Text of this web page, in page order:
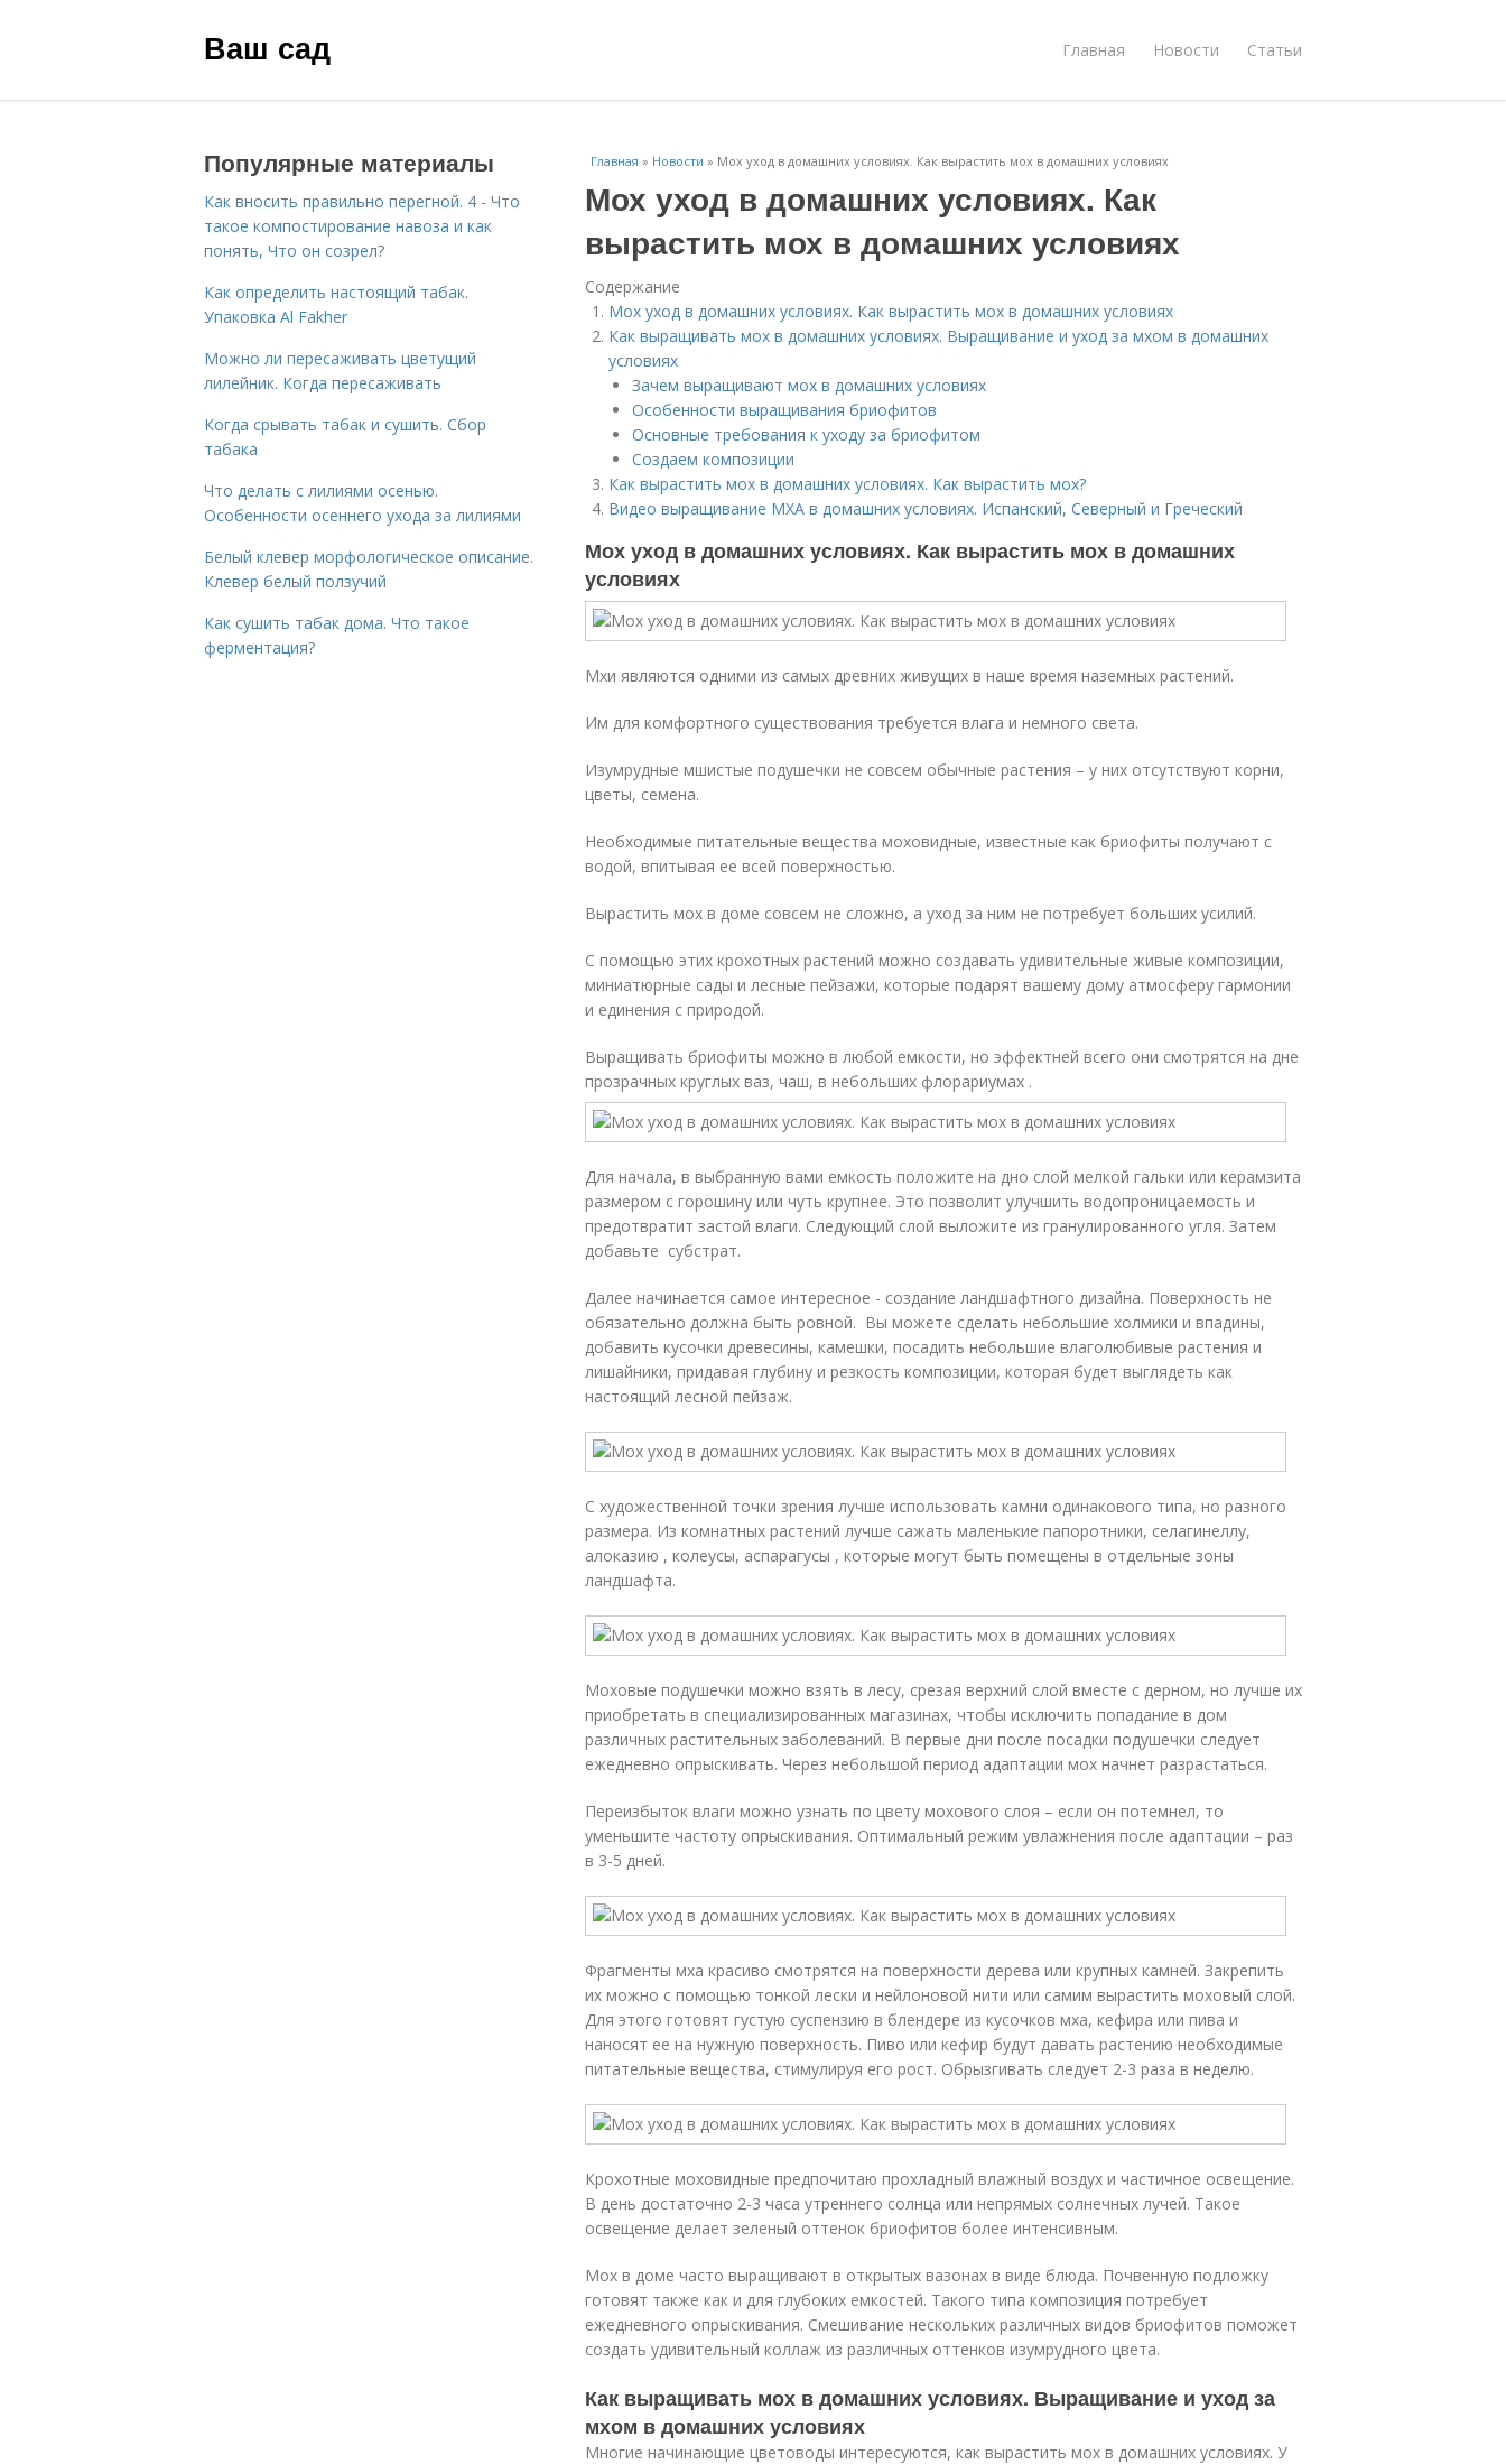
Ваш сад Главная Новости Статьи
Главная » Новости » Мох уход в домашних условиях. Как вырастить мох в домашних условиях
Мох уход в домашних условиях. Как
вырастить мох в домашних условиях
Содержание
Мох уход в домашних условиях. Как вырастить мох в домашних условиях
Как выращивать мох в домашних условиях. Выращивание и уход за мхом в домашних
условиях
Зачем выращивают мох в домашних условиях
Особенности выращивания бриофитов
Основные требования к уходу за бриофитом
Создаем композиции
Как вырастить мох в домашних условиях. Как вырастить мох?
Видео выращивание МХА в домашних условиях. Испанский, Северный и Греческий
Мох уход в домашних условиях. Как вырастить мох в домашних
условиях
Мхи являются одними из самых древних живущих в наше время наземных растений.
Им для комфортного существования требуется влага и немного света.
Изумрудные мшистые подушечки не совсем обычные растения – у них отсутствуют корни,
цветы, семена.
Необходимые питательные вещества моховидные, известные как бриофиты получают с
водой, впитывая ее всей поверхностью.
Вырастить мох в доме совсем не сложно, а уход за ним не потребует больших усилий.
С помощью этих крохотных растений можно создавать удивительные живые композиции,
миниатюрные сады и лесные пейзажи, которые подарят вашему дому атмосферу гармонии
и единения с природой.
Выращивать бриофиты можно в любой емкости, но эффектней всего они смотрятся на дне
прозрачных круглых ваз, чаш, в небольших флорариумах .
Для начала, в выбранную вами емкость положите на дно слой мелкой гальки или керамзита
размером с горошину или чуть крупнее. Это позволит улучшить водопроницаемость и
предотвратит застой влаги. Следующий слой выложите из гранулированного угля. Затем
добавьте субстрат.
Далее начинается самое интересное - создание ландшафтного дизайна. Поверхность не
обязательно должна быть ровной. Вы можете сделать небольшие холмики и впадины,
добавить кусочки древесины, камешки, посадить небольшие влаголюбивые растения и
лишайники, придавая глубину и резкость композиции, которая будет выглядеть как
настоящий лесной пейзаж.
С художественной точки зрения лучше использовать камни одинакового типа, но разного
размера. Из комнатных растений лучше сажать маленькие папоротники, селагинеллу,
алоказию , колеусы, аспарагусы , которые могут быть помещены в отдельные зоны
ландшафта.
Моховые подушечки можно взять в лесу, срезая верхний слой вместе с дерном, но лучше их
приобретать в специализированных магазинах, чтобы исключить попадание в дом
различных растительных заболеваний. В первые дни после посадки подушечки следует
ежедневно опрыскивать. Через небольшой период адаптации мох начнет разрастаться.
Переизбыток влаги можно узнать по цвету мохового слоя – если он потемнел, то
уменьшите частоту опрыскивания. Оптимальный режим увлажнения после адаптации – раз
в 3-5 дней.
Фрагменты мха красиво смотрятся на поверхности дерева или крупных камней. Закрепить
их можно с помощью тонкой лески и нейлоновой нити или самим вырастить моховый слой.
Для этого готовят густую суспензию в блендере из кусочков мха, кефира или пива и
наносят ее на нужную поверхность. Пиво или кефир будут давать растению необходимые
питательные вещества, стимулируя его рост. Обрызгивать следует 2-3 раза в неделю.
Крохотные моховидные предпочитаю прохладный влажный воздух и частичное освещение.
В день достаточно 2-3 часа утреннего солнца или непрямых солнечных лучей. Такое
освещение делает зеленый оттенок бриофитов более интенсивным.
Мох в доме часто выращивают в открытых вазонах в виде блюда. Почвенную подложку
готовят также как и для глубоких емкостей. Такого типа композиция потребует
ежедневного опрыскивания. Смешивание нескольких различных видов бриофитов поможет
создать удивительный коллаж из различных оттенков изумрудного цвета.
Как выращивать мох в домашних условиях. Выращивание и уход за
мхом в домашних условиях
Многие начинающие цветоводы интересуются, как вырастить мох в домашних условиях. У
Популярные материалы
Как вносить правильно перегной. 4 - Что
такое компостирование навоза и как
понять, Что он созрел?
Как определить настоящий табак.
Упаковка Al Fakher
Можно ли пересаживать цветущий
лилейник. Когда пересаживать
Когда срывать табак и сушить. Сбор
табака
Что делать с лилиями осенью.
Особенности осеннего ухода за лилиями
Белый клевер морфологическое описание.
Клевер белый ползучий
Как сушить табак дома. Что такое
ферментация?